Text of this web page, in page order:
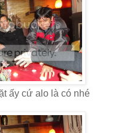
ấy cứ alo là có nhé